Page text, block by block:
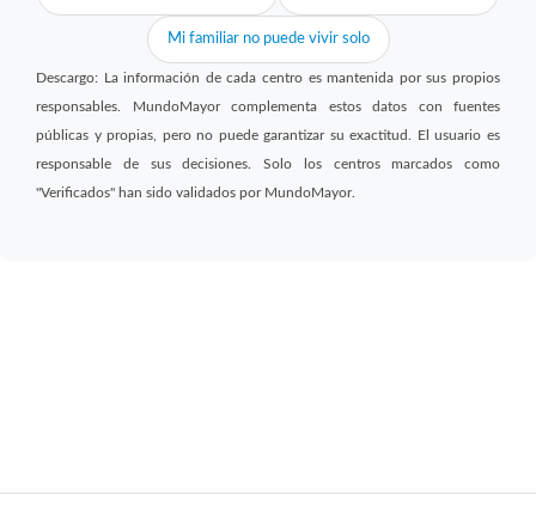
Mi familiar no puede vivir solo
Descargo: La información de cada centro es mantenida por sus propios
responsables. MundoMayor complementa estos datos con fuentes
públicas y propias, pero no puede garantizar su exactitud. El usuario es
responsable de sus decisiones. Solo los centros marcados como
"Verificados" han sido validados por MundoMayor.